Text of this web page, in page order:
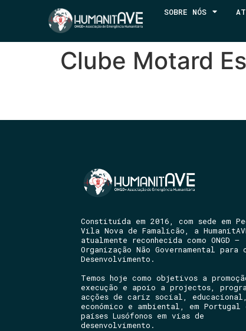
SOBRE NÓS
Clube Motard
Constituída em 2016, com sede em
Vila Nova de Famalicão, a
atualmente reconhecida como ONGD –
Organização Não Governamental para
Desenvolvimento.
Temos hoje como objetivos a
execução e apoio a projectos,
acções de cariz social, educacional,
económico e ambiental, em Portugal
países Lusófonos em vias de
desenvolvimento.